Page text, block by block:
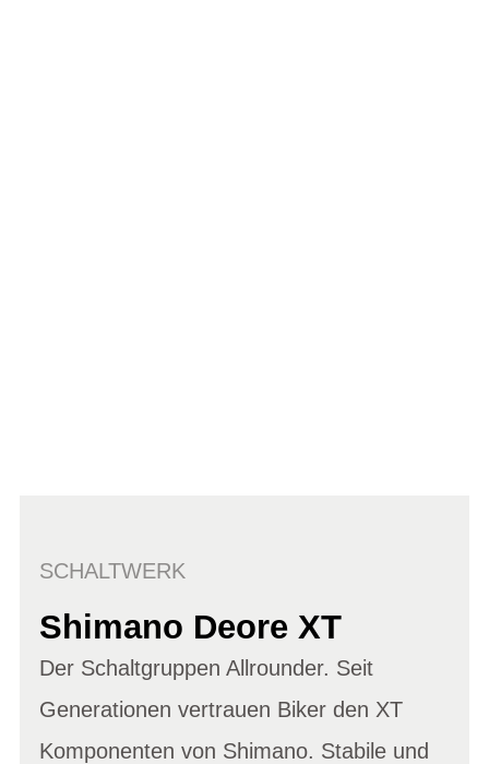
SCHALTWERK
Shimano Deore XT
Der Schaltgruppen Allrounder. Seit
Generationen vertrauen Biker den XT
Komponenten von Shimano. Stabile und